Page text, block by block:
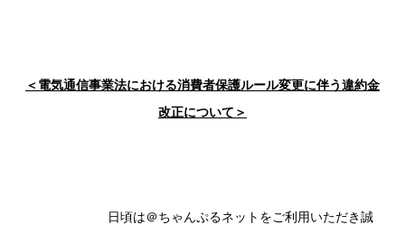
＜電気通信事業法における消費者保護ルール変更に伴う違約金
改正について＞
日頃は＠ちゃんぷるネットをご利用いただき誠